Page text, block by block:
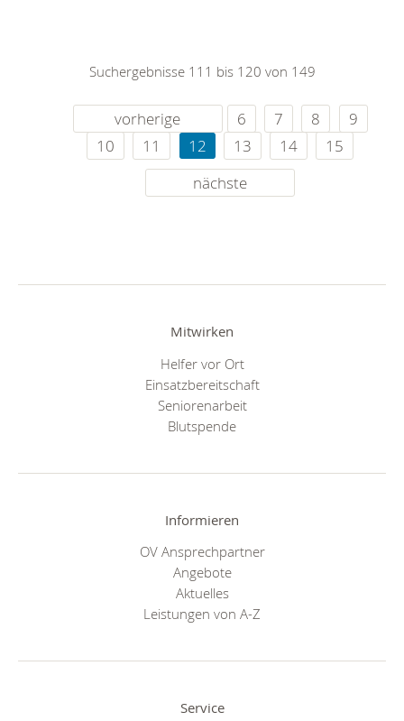
Suchergebnisse 111 bis 120 von 149
vorherige 6 7 8
9
10
11 12 13 14
15
nächste
Mitwirken
Helfer vor Ort
Einsatzbereitschaft
Seniorenarbeit
Blutspende
Informieren
OV Ansprechpartner
Angebote
Aktuelles
Leistungen von A-Z
Service